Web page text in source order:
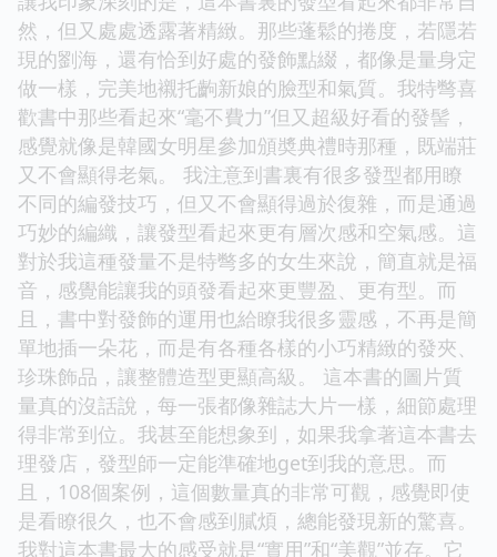
然，但又處處透露著精緻。那些蓬鬆的捲度，若隱若
現的劉海，還有恰到好處的發飾點綴，都像是量身定
做一樣，完美地襯托齣新娘的臉型和氣質。我特彆喜
歡書中那些看起來“毫不費力”但又超級好看的發髻，
感覺就像是韓國女明星參加頒奬典禮時那種，既端莊
又不會顯得老氣。 我注意到書裏有很多發型都用瞭
不同的編發技巧，但又不會顯得過於復雜，而是通過
巧妙的編織，讓發型看起來更有層次感和空氣感。這
對於我這種發量不是特彆多的女生來說，簡直就是福
音，感覺能讓我的頭發看起來更豐盈、更有型。而
且，書中對發飾的運用也給瞭我很多靈感，不再是簡
單地插一朵花，而是有各種各樣的小巧精緻的發夾、
珍珠飾品，讓整體造型更顯高級。 這本書的圖片質
量真的沒話說，每一張都像雜誌大片一樣，細節處理
得非常到位。我甚至能想象到，如果我拿著這本書去
理發店，發型師一定能準確地get到我的意思。而
且，108個案例，這個數量真的非常可觀，感覺即使
是看瞭很久，也不會感到膩煩，總能發現新的驚喜。
我對這本書最大的感受就是“實用”和“美觀”並存。它